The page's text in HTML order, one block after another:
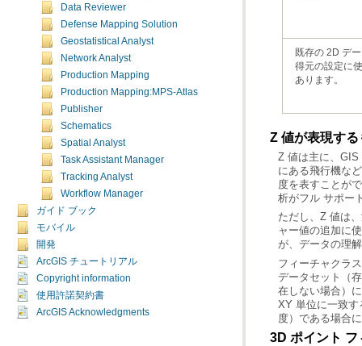
Data Reviewer
Defense Mapping Solution
Geostatistical Analyst
Network Analyst
Production Mapping
Production Mapping:MPS-Atlas
Publisher
Schematics
Spatial Analyst
Task Assistant Manager
Tracking Analyst
Workflow Manager
ガイド ブック
モバイル
開発
ArcGIS チュートリアル
Copyright information
使用許諾契約書
ArcGIS Acknowledgments
あります。
Z 値が表現する
析がフル サポー
が、データの理
度）である場合
3D ポイント